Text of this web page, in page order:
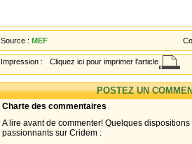
Source : MEF
Impression : Cliquez ici pour imprimer l'article
POSTEZ UN
Charte des commentaires
A lire avant de commenter! Quelques
passionnants sur Cridem :